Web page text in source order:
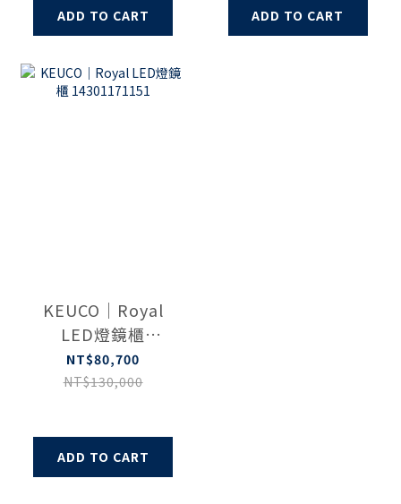
ADD TO CART ADD TO CART
KEUCO｜Royal
LED燈鏡櫃
14301171151
NT$80,700
NT$130,000
ADD TO CART